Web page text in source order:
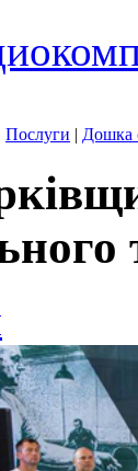
Послуги | Дошка